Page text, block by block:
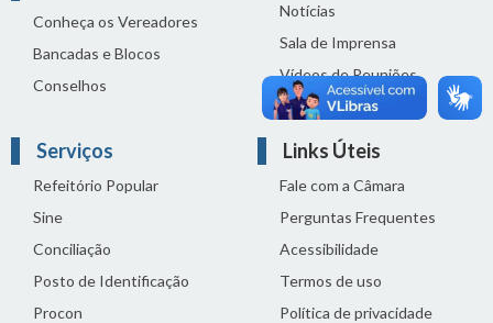
Conheça os Vereadores
Bancadas e Blocos
Conselhos
Notícias
Sala de Imprensa
Vídeos de Reuniões
Solenidades
Serviços
Refeitório Popular
Sine
Conciliação
Posto de Identificação
Procon
Links Úteis
Fale com a Câmara
Perguntas Frequentes
Acessibilidade
Termos de uso
Política de privacidade